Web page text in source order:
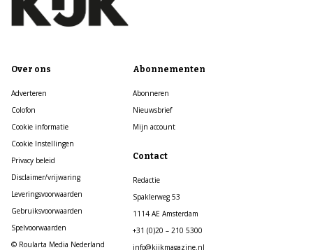
Over ons
Adverteren
Colofon
Cookie informatie
Cookie Instellingen
Privacy beleid
Disclaimer/vrijwaring
Leveringsvoorwaarden
Gebruiksvoorwaarden
Spelvoorwaarden
© Roularta Media Nederland
Abonnementen
Abonneren
Nieuwsbrief
Mijn account
Contact
Redactie
Spaklerweg 53
1114 AE Amsterdam
+31 (0)20 – 210 5300
info@kijkmagazine.nl